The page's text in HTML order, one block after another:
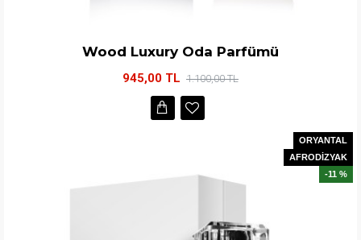
Wood Luxury Oda Parfümü
945,00 TL 1.100,00 TL
ORYANTAL
AFRODİZYAK
-11 %